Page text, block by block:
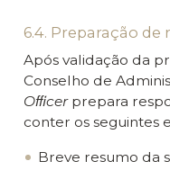
6.4. Preparação
Após validação da
Conselho de
Oﬃcerprepara
conter os seguintes
Breve resumo da